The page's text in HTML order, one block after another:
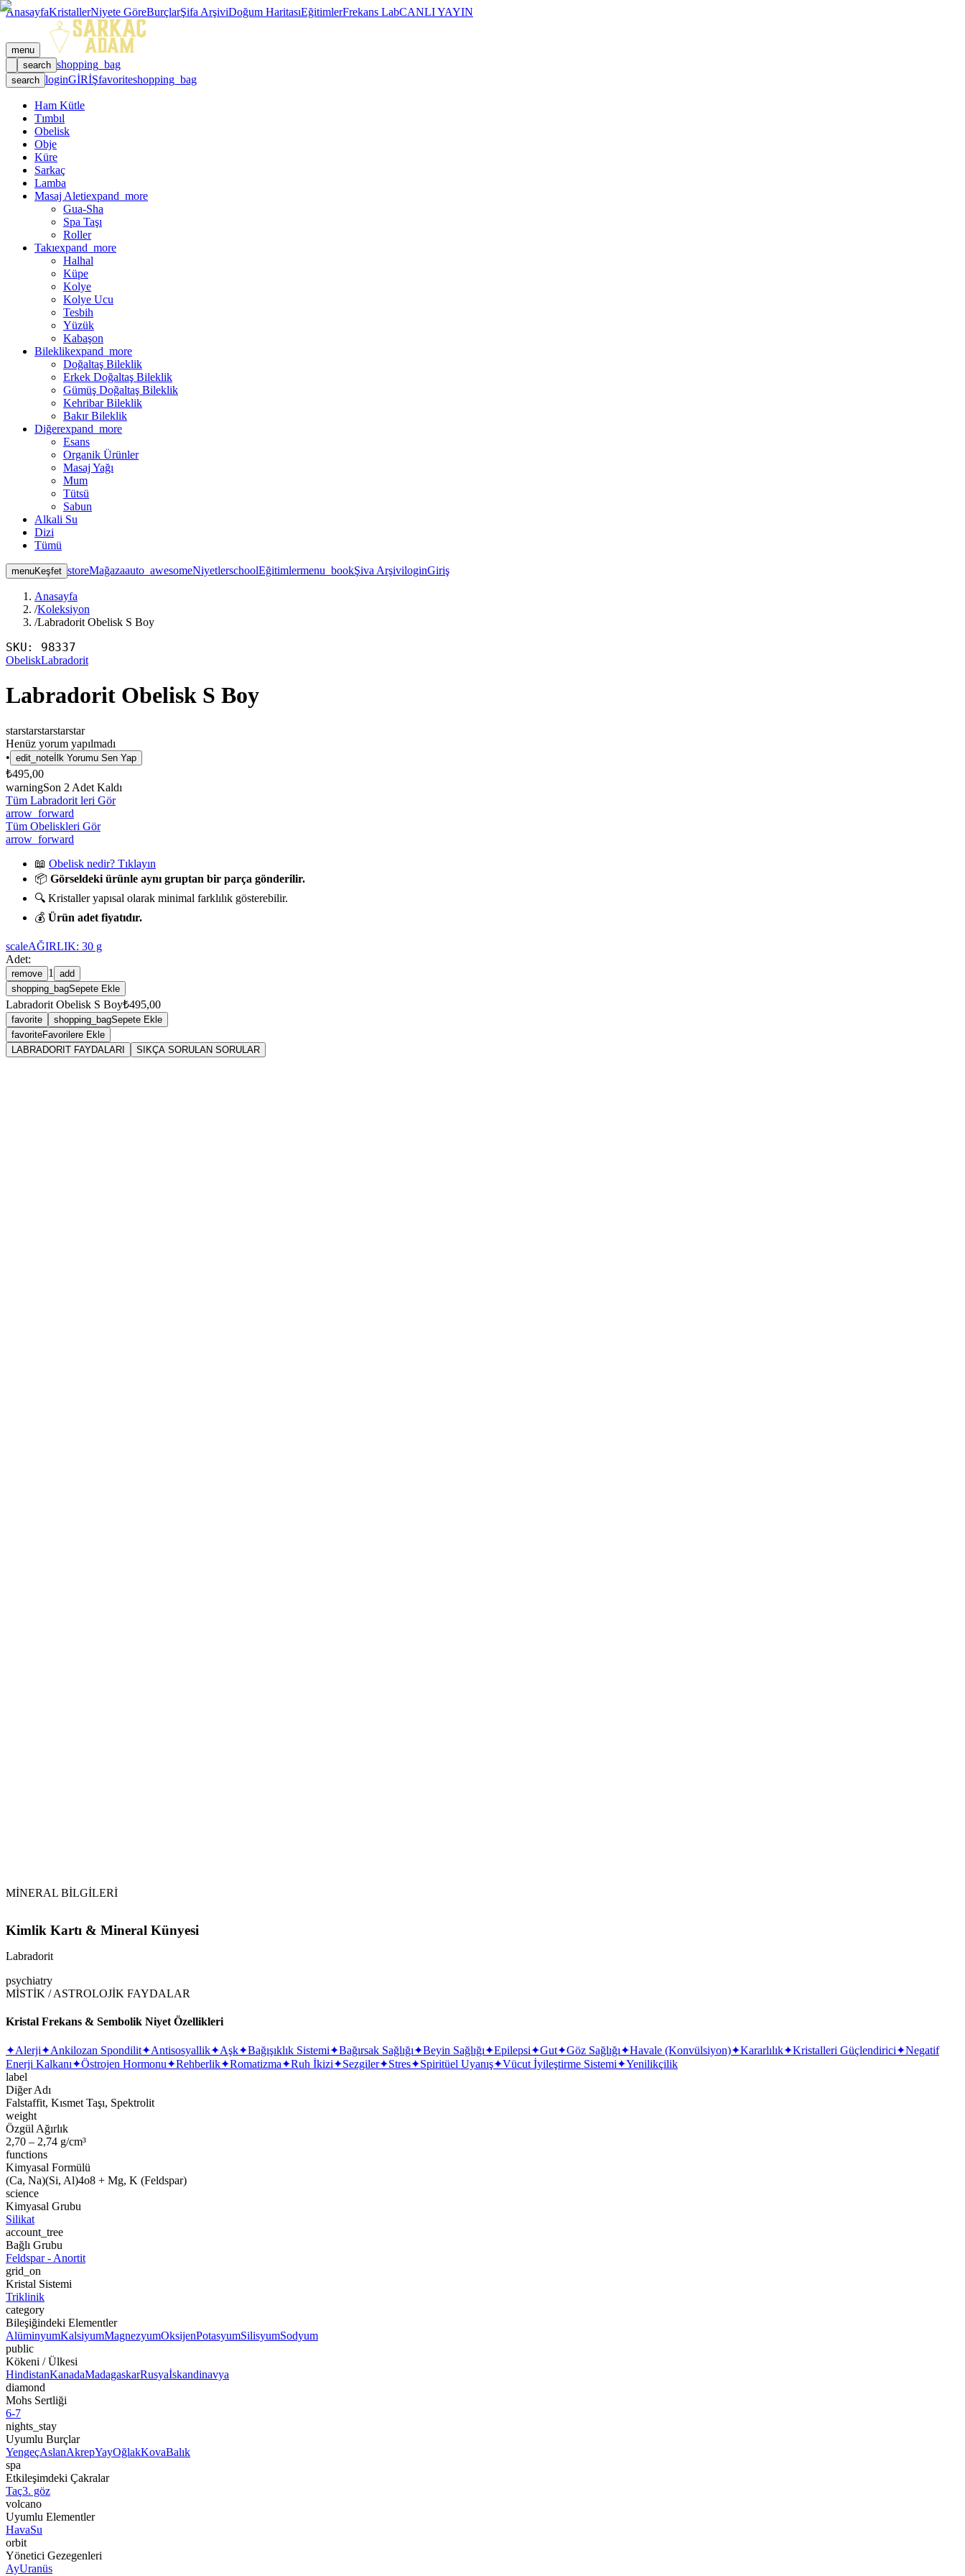
AnasayfaKristallerNiyete GöreBurçlarŞifa ArşiviDoğum HaritasıEğitimlerFrekans LabCANLI YAYIN
menu
search shopping_bag
search loginGİRİŞfavoriteshopping_bag
Ham Kütle
Tımbıl
Obelisk
Obje
Küre
Sarkaç
Lamba
Masaj Aletiexpand_more
Gua-Sha
Spa Taşı
Roller
Takıexpand_more
Halhal
Küpe
Kolye
Kolye Ucu
Tesbih
Yüzük
Kabaşon
Bileklikexpand_more
Doğaltaş Bileklik
Erkek Doğaltaş Bileklik
Gümüş Doğaltaş Bileklik
Kehribar Bileklik
Bakır Bileklik
Diğerexpand_more
Esans
Organik Ürünler
Masaj Yağı
Mum
Tütsü
Sabun
Alkali Su
Dizi
Tümü
menuKeşfet storeMağazaauto_awesomeNiyetlerschoolEğitimlermenu_bookŞiva ArşiviloginGiriş
Anasayfa
/Koleksiyon
/Labradorit Obelisk S Boy
SKU: 98337
ObeliskLabradorit
Labradorit Obelisk S Boy
starstarstarstarstar
Henüz yorum yapılmadı
• edit_note İlk Yorumu Sen Yap
₺495,00
warningSon 2 Adet Kaldı
Tüm Labradorit leri Gör
arrow_forward
Tüm Obeliskleri Gör
arrow_forward
📖 Obelisk nedir? Tıklayın
📦 Görseldeki ürünle aynı gruptan bir parça gönderilir.
🔍 Kristaller yapısal olarak minimal farklılık gösterebilir.
💰 Ürün adet fiyatıdır.
scaleAĞIRLIK: 30 g
Adet:
remove 1
add
shopping_bagSepete Ekle
Labradorit Obelisk S Boy₺495,00
favorite shopping_bagSepete Ekle
favoriteFavorilere Ekle
LABRADORIT FAYDALARI
SIKÇA SORULAN SORULAR
MİNERAL BİLGİLERİ
Kimlik Kartı & Mineral Künyesi
Labradorit
psychiatry
MİSTİK / ASTROLOJİK FAYDALAR
Kristal Frekans & Sembolik Niyet Özellikleri
✦Alerji✦Ankilozan Spondilit✦Antisosyallik✦Aşk✦Bağışıklık Sistemi✦Bağırsak Sağlığı✦Beyin Sağlığı✦Epilepsi✦Gut✦Göz Sağlığı✦Havale (Konvülsiyon)✦Kararlılık✦Kristalleri Güçlendirici✦Negatif
Enerji Kalkanı✦Östrojen Hormonu✦Rehberlik✦Romatizma✦Ruh İkizi✦Sezgiler✦Stres✦Spiritüel Uyanış✦Vücut İyileştirme Sistemi✦Yenilikçilik
label
Diğer Adı
Falstaffit, Kısmet Taşı, Spektrolit
weight
Özgül Ağırlık
2,70 – 2,74 g/cm³
functions
Kimyasal Formülü
(Ca, Na)(Si, Al)4o8 + Mg, K (Feldspar)
science
Kimyasal Grubu
Silikat
account_tree
Bağlı Grubu
Feldspar - Anortit
grid_on
Kristal Sistemi
Triklinik
category
Bileşiğindeki Elementler
AlüminyumKalsiyumMagnezyumOksijenPotasyumSilisyumSodyum
public
Kökeni / Ülkesi
HindistanKanadaMadagaskarRusyaİskandinavya
diamond
Mohs Sertliği
6-7
nights_stay
Uyumlu Burçlar
YengeçAslanAkrepYayOğlakKovaBalık
spa
Etkileşimdeki Çakralar
Taç3. göz
volcano
Uyumlu Elementler
HavaSu
orbit
Yönetici Gezegenleri
AyUranüs